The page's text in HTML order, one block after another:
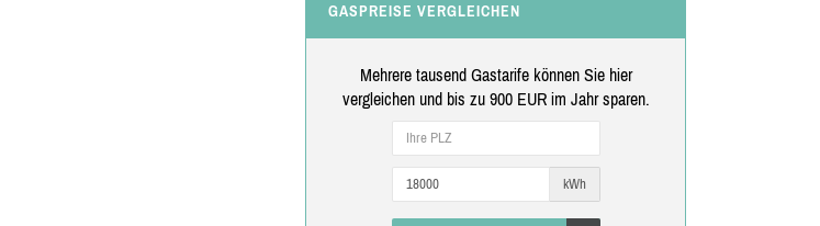
GASPREISE VERGLEICHEN
Mehrere tausend Gastarife können Sie hier
vergleichen und bis zu 900 EUR im Jahr sparen.
kWh